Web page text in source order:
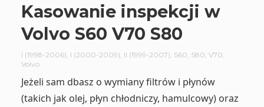
Kasowanie inspekcji w
Volvo S60 V70 S80
I (1998-2006) I (2000-2009) II (1999-2007) S60 S80 V70
Volvo
Jeżeli sam dbasz o wymiany filtrów i płynów
(takich jak olej, płyn chłodniczy, hamulcowy) oraz